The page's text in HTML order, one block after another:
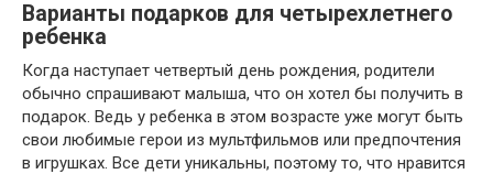
Варианты подарков для четырехлетнего
ребенка
Когда наступает четвертый день рождения, родители
обычно спрашивают малыша, что он хотел бы получить в
подарок. Ведь у ребенка в этом возрасте уже могут быть
свои любимые герои из мультфильмов или предпочтения
в игрушках. Все дети уникальны, поэтому то, что нравится